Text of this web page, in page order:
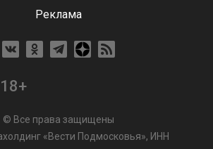
Реклама
18+
© Все права защищены
«Вести Подмосковья», ИНН